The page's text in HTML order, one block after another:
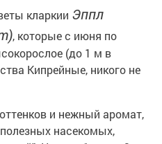
кларкии Эппл
, которые с июня по
(до 1 м в
Кипрейные, никого не
и нежный аромат,
насекомых,